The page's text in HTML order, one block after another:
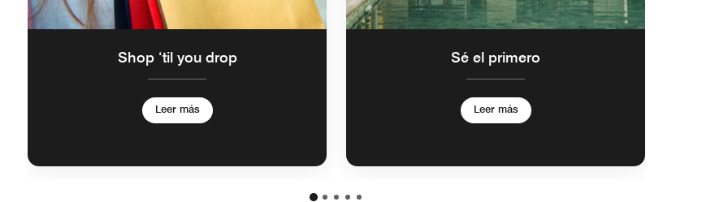
Shop ‘til you drop
Leer más
Sé el primero
Leer más